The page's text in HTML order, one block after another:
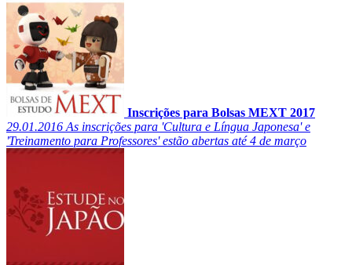
Inscrições para Bolsas MEXT 2017
29.01.2016 As inscrições para 'Cultura e Língua Japonesa' e
'Treinamento para Professores' estão abertas até 4 de março